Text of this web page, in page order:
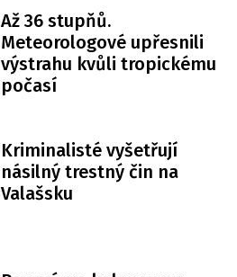
Až 36 stupňů.
Meteorologové upřesnili
výstrahu kvůli tropickému
počasí
Kriminalisté vyšetřují
násilný trestný čin na
Valašsku